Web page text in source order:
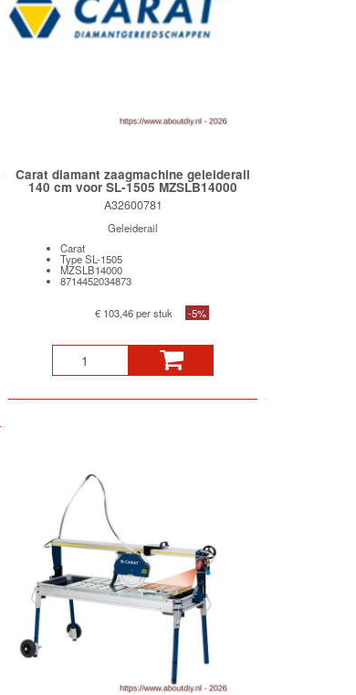
Carat diamant zaagmachine geleiderail
140 cm voor SL-1505 MZSLB14000
A32600781
Geleiderail
Carat
Type SL-1505
MZSLB14000
8714452034873
€ 103,46 per stuk -5%